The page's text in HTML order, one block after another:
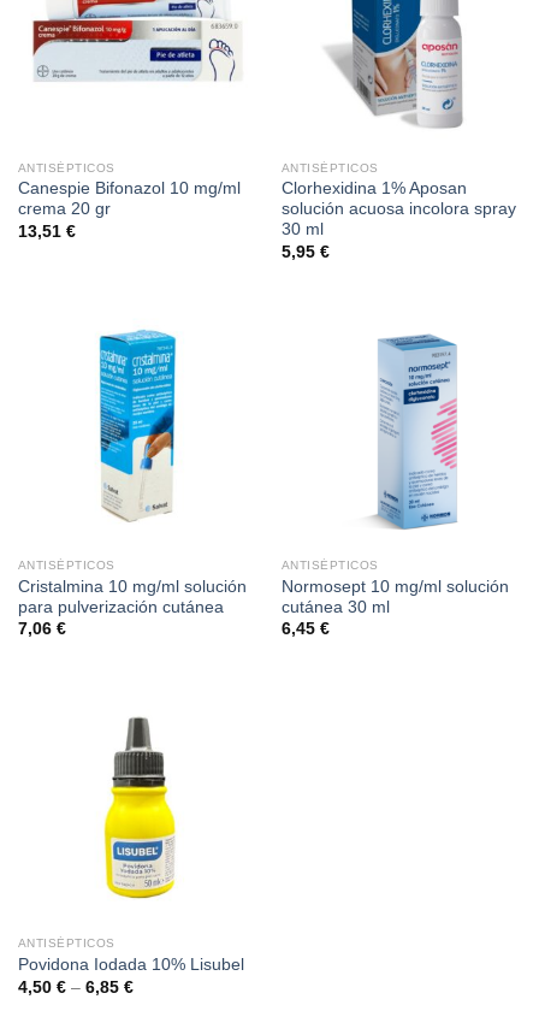
ANTISÉPTICOS
Canespie Bifonazol 10 mg/ml
crema 20 gr
13,51 €
ANTISÉPTICOS
Clorhexidina 1% Aposan
solución acuosa incolora spray
30 ml
5,95 €
ANTISÉPTICOS
Cristalmina 10 mg/ml solución
para pulverización cutánea
7,06 €
ANTISÉPTICOS
Normosept 10 mg/ml solución
cutánea 30 ml
6,45 €
ANTISÉPTICOS
Povidona Iodada 10% Lisubel
4,50 €– 6,85 €